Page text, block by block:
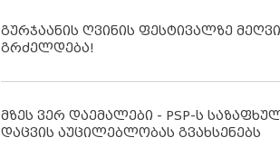
გურჯაანის ღვინის ფესტივალზე
გრძელდება!
მზეს ვერ დაემალები - PSP-ს
დაცვის აუცილებლობას გვახსენებს